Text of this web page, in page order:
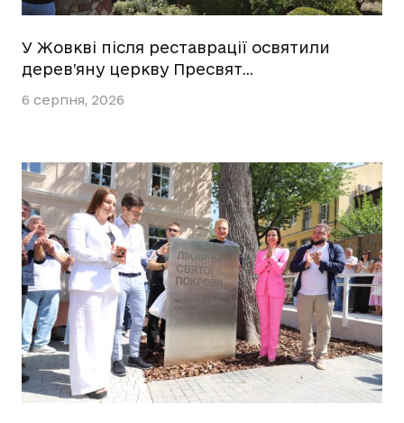
У Жовкві після реставрації освятили
дерев’яну церкву Пресвят…
6 серпня, 2026